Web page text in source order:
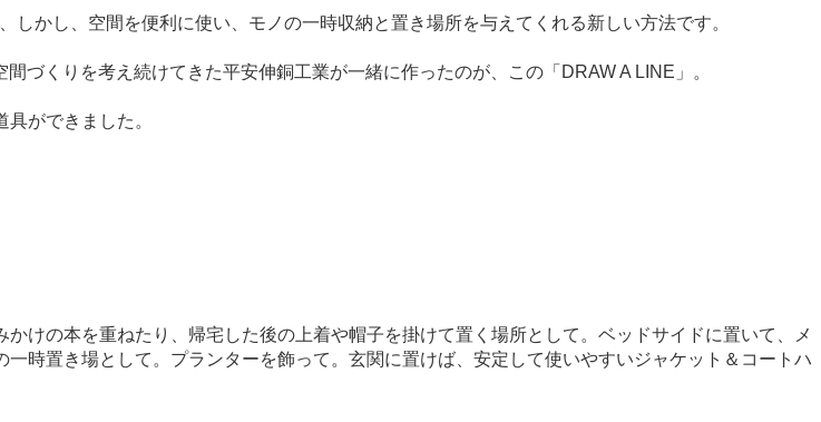
かし、空間を便利に使い、モノの一時収納と置き場所を与えてくれる新しい方法です。
づくりを考え続けてきた平安伸銅工業が一緒に作ったのが、この「DRAW A LINE」。
ができました。
けの本を重ねたり、帰宅した後の上着や帽子を掛けて置く場所として。ベッドサイドに置いて、メ
時置き場として。プランターを飾って。玄関に置けば、安定して使いやすいジャケット＆コートハ